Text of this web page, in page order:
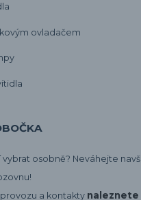
ovladačem
osobně? Neváhejte
a kontakty naleznete